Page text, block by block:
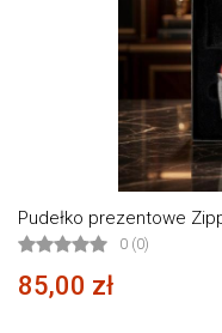
Pudełko prezentowe
0 (0)
85,00 zł